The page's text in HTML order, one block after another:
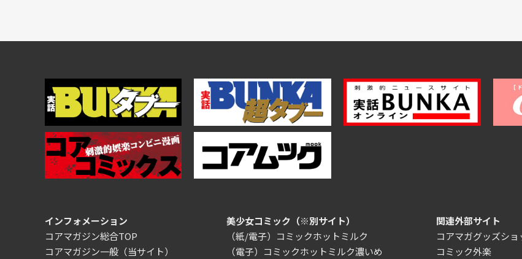
インフォメーション
コアマガジン総合TOP
コアマガジン一般（当サイト）
美少女コミック（※別サイト）
（紙/電子）コミックホットミルク
（電子）コミックホットミルク濃いめ
関連外部サイト
コアマガグッズショ
コミック外楽